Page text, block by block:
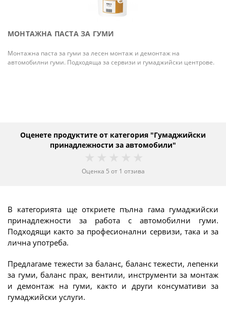
МОНТАЖНА ПАСТА ЗА ГУМИ
Монтажна паста за гуми за лесен монтаж и демонтаж на
автомобилни гуми. Подходяща за сервизи и гумаджийски центрове.
Оценете продуктите от категория "Гумаджийски
принадлежности за автомобили"
Оценка 5 от 1 отзива
В категорията ще откриете пълна гама гумаджийски
принадлежности за работа с автомобилни гуми.
Подходящи както за професионални сервизи, така и за
лична употреба.
Предлагаме тежести за баланс, баланс тежести, лепенки
за гуми, баланс прах, вентили, инструменти за монтаж
и демонтаж на гуми, както и други консумативи за
гумаджийски услуги.